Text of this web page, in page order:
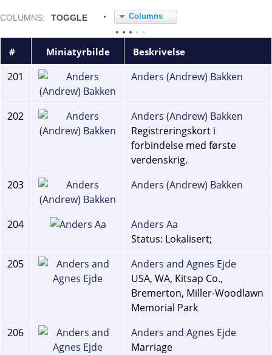
COL UMNS: TOGGLE Columns
# Miniatyrbilde Beskrivelse
201 Anders (Andrew) Bakken
202
Anders (Andrew) Bakken
Registreringskort i
forbindelse med første
verdenskrig.
203
Anders (Andrew) Bakken
204
Anders Aa
Status: Lokalisert;
205
Anders and Agnes Ejde
USA, WA, Kitsap Co.,
Bremerton, Miller-Woodlawn
Memorial Park
206
Anders and Agnes Ejde
Marriage